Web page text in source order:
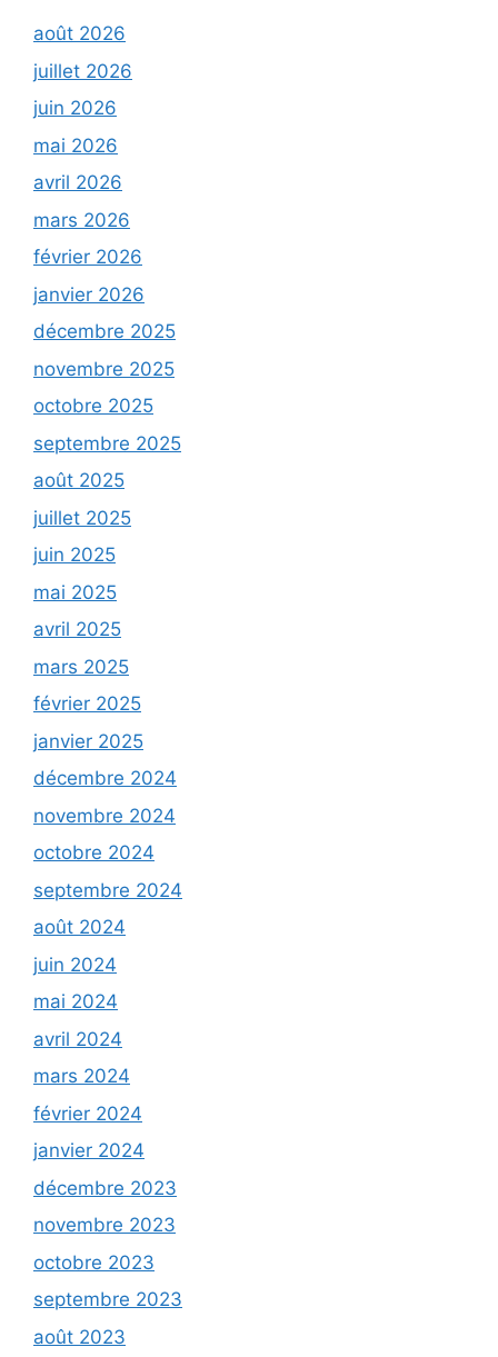
août 2026
juillet 2026
juin 2026
mai 2026
avril 2026
mars 2026
février 2026
janvier 2026
décembre 2025
novembre 2025
octobre 2025
septembre 2025
août 2025
juillet 2025
juin 2025
mai 2025
avril 2025
mars 2025
février 2025
janvier 2025
décembre 2024
novembre 2024
octobre 2024
septembre 2024
août 2024
juin 2024
mai 2024
avril 2024
mars 2024
février 2024
janvier 2024
décembre 2023
novembre 2023
octobre 2023
septembre 2023
août 2023